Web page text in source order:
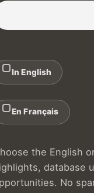
to our
In English
En Français
the English
database
No